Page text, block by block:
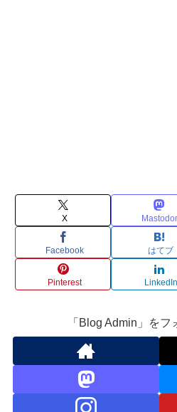
X
Facebook はてブ
Pinterest LinkedIn
「Blog Admin」をフ